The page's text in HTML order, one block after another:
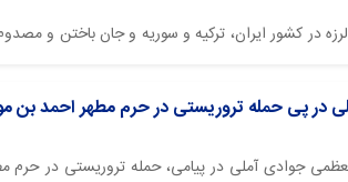
در کشور ایران، ترکیه و سوریه و جان ‌باختن و
در پی حمله تروریستی در حرم مطهر احمد بن
جوادی آملی در پیامی، حمله تروریستی در حرم